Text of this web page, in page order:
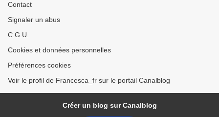
Contact
Signaler un abus
C.G.U.
Cookies et données personnelles
Préférences cookies
Voir le profil de Francesca_fr sur le portail Canalblog
Créer un blog sur Canalblog